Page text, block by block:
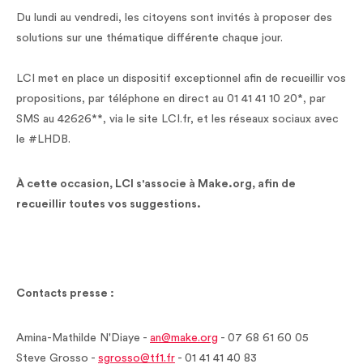
Du lundi au vendredi, les citoyens sont invités à proposer des
solutions sur une thématique différente chaque jour.
LCI met en place un dispositif exceptionnel afin de recueillir vos
propositions, par téléphone en direct au 01 41 41 10 20*, par
SMS au 42626**, via le site LCI.fr, et les réseaux sociaux avec
le #LHDB.
À cette occasion, LCI s'associe à Make.org, afin de
recueillir toutes vos suggestions.
Contacts presse :
Amina-Mathilde N'Diaye - an@make.org - 07 68 61 60 05
Steve Grosso - sgrosso@tf1.fr - 01 41 41 40 83